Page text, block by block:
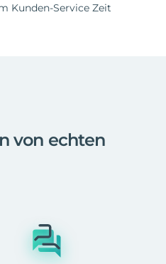
Kunden-Service Zeit
von echten